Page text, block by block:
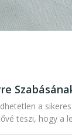
a
teszi, hogy